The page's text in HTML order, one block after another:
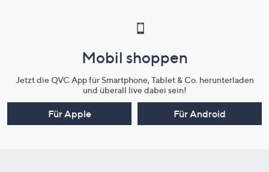
Mobil shoppen
Jetzt die QVC App für Smartphone, Tablet & Co. herunterladen
und überall live dabei sein!
Für Apple Für Android